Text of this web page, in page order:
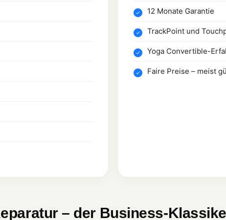
12 Monate Garantie
TrackPoint und
Yoga Convertible-
Faire Preise – meist
– der Business-